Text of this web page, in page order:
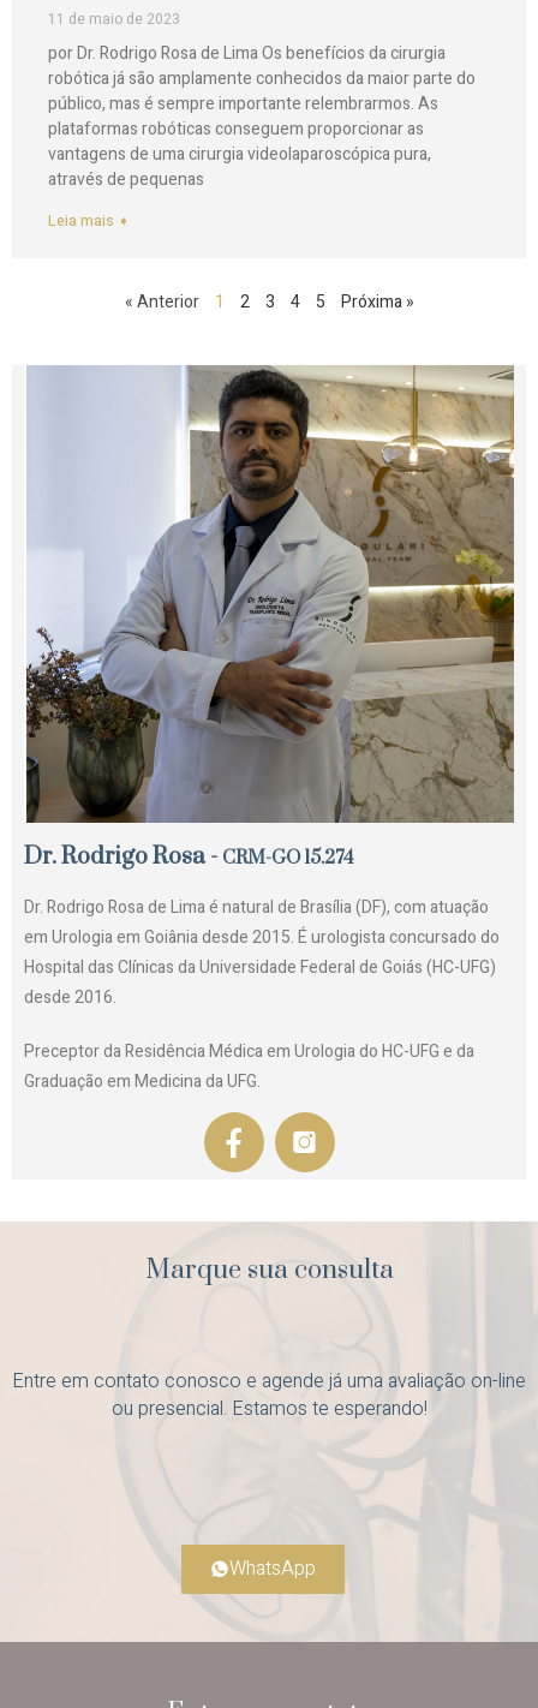
11 de maio de 2023
por Dr. Rodrigo Rosa de Lima Os benefícios da cirurgia
robótica já são amplamente conhecidos da maior parte do
público, mas é sempre importante relembrarmos. As
plataformas robóticas conseguem proporcionar as
vantagens de uma cirurgia videolaparoscópica pura,
através de pequenas
Leia mais ➧
« Anterior 1 2 3 4 5 Próxima »
Dr. Rodrigo Rosa - CRM-GO 15.274
Dr. Rodrigo Rosa de Lima é natural de Brasília (DF), com atuação
em Urologia em Goiânia desde 2015. É urologista concursado do
Hospital das Clínicas da Universidade Federal de Goiás (HC-UFG)
desde 2016.
Preceptor da Residência Médica em Urologia do HC-UFG e da
Graduação em Medicina da UFG.
Marque sua consulta
Entre em contato conosco e agende já uma avaliação on-line
ou presencial. Estamos te esperando!
WhatsApp